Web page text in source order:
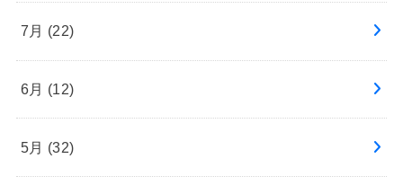
7月 (22)
6月 (12)
5月 (32)